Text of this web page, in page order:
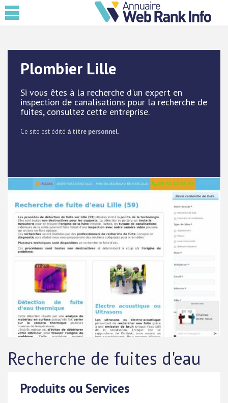
Plombier Lille
Si vous êtes à la recherche d'un expert en
inspection de canalisations pour la recherche de
fuites, consultez cette entreprise.
Ce site est édité à titre personnel.
Recherche de fuites d'eau
Produits ou Services